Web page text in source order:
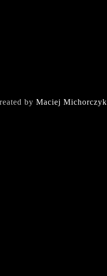
by Maciej Michorczyk